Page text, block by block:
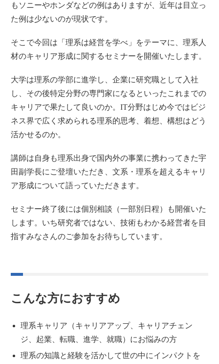
もソニーやホンダなどの例はありますが、近年は目立っ
た例は少ないのが現状です。
そこで今回は「理系は経営を学べ」をテーマに、理系人
材のキャリア形成に関するセミナーを開催いたします。
大学は理系の学部に進学し、企業に研究職として入社
し、その後特定分野の専門家になるといったこれまでの
キャリアで果たして良いのか。IT分野はじめ今ではビジ
ネス界で広く求められる理系的思考、着想、構想はどう
活かせるのか。
講師は自身も理系出身で国内外の事業に携わってきた宇
田副学長にご登壇いただき、文系・理系を超えるキャリ
ア形成について語っていただきます。
セミナー終了後には個別相談（一部別日程）も開催いた
します。いち研究者ではない、技術もわかる経営者を目
指すみなさんのご参加をお待ちしています。
こんな方におすすめ
理系キャリア（キャリアアップ、キャリアチェン
ジ、起業、転職、進学、就職）にお悩みの方
理系の知識と経験を活かして世の中にインパクトを